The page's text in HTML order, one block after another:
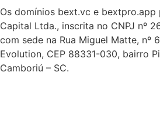
Os domínios bext.vc e bextpro.app
Capital Ltda., inscrita no CNPJ nº
com sede na Rua Miguel Matte, nº
Evolution, CEP 88331-030, bairro
Camboriú – SC.